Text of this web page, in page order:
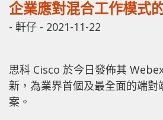
企業應對混合工作模式
- 軒仔 - 2021-11-22
思科 Cisco 於今日發佈其
新，為業界首個及最全面的端對
案。